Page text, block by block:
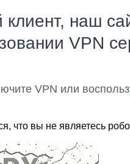
наш
VPN
VPN или
что вы не являетесь